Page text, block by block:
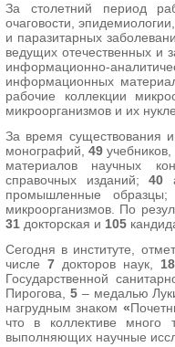
За столетний период
очаговости,
и паразитарных
ведущих отечественных и
информационно-
информационных
рабочие коллекции
микроорганизмов и их
За время существования
монографий,49
материалов научных
справочных изданий;40
промышленные образцы;
микроорганизмов. По
31 докторская и 105
Сегодня в институте,
числе 7 докторов наук, 18
Государственной
Пирогова, 5– медалью
нагрудным знаком «
что в коллективе много
выполняющих научные